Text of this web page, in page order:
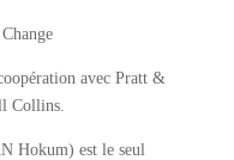
avec Pratt &
Collins.
Hokum) est le seul